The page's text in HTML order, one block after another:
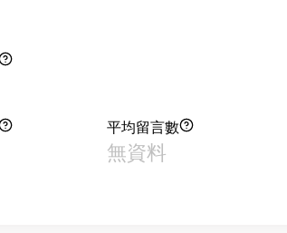
平均留言數
無資料